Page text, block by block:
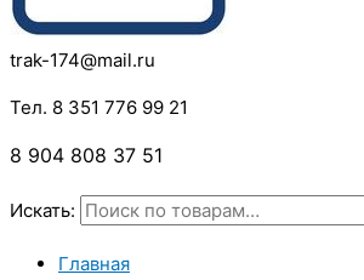
trak-174@mail.ru
Тел. 8 351 776 99 21
8 904 808 37 51
Искать:
Главная